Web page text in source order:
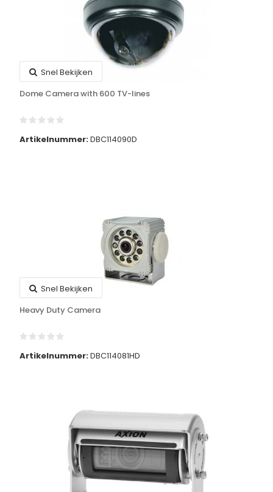
Snel Bekijken
Dome Camera with 600 TV-lines
Artikelnummer:DBC114090D
Snel Bekijken
Heavy Duty Camera
Artikelnummer:DBC114081HD